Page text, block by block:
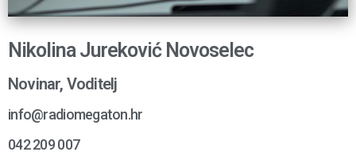
Nikolina Jureković Novoselec
Novinar, Voditelj
info@radiomegaton.hr
042 209 007